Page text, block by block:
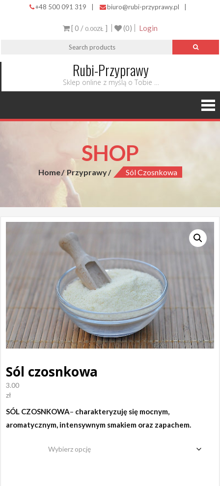
+48 500 091 319 biuro@rubi-przyprawy.pl
[ 0 / 0.00ZŁ ] (0) Login
Rubi-Przyprawy
Sklep online z myślą o Tobie …
SHOP
Home Przyprawy Sól Czosnkowa
Sól czosnkowa
3.00
zł
SÓL CZOSNKOWA– charakteryzuję się mocnym,
aromatycznym, intensywnym smakiem oraz zapachem.